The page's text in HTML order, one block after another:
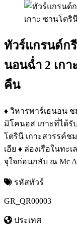
ทัวร์แกรนด์ก
นอนฉ่ำ 2 เก
คืน
♦ วิหารพาร์เธนอน
มิโคนอส เกาะที่ได้รั
โตรินี เกาะสวรรค์
เอีย ♦ ล่องเรือในทะ
จุใจก่อนกลับ ณ Mc
รหัสทัวร์
GR_QR00003
ประเทศ